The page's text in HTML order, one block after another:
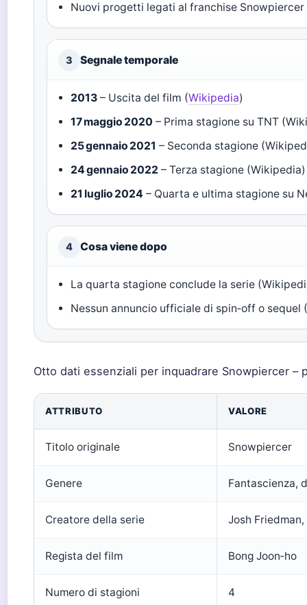
Nuovi progetti legati al franchise Snowpiercer
3 Segnale temporale
2013 – Uscita del film (Wikipedia)
17 maggio 2020 – Prima stagione su TNT
25 gennaio 2021 – Seconda stagione
24 gennaio 2022 – Terza stagione (Wikipedia)
21 luglio 2024 – Quarta e ultima stagione su
4 Cosa viene dopo
La quarta stagione conclude la serie
Nessun annuncio ufficiale di spin‑off o sequel
Otto dati essenziali per inquadrare Snowpiercer
ATTRIBUTO VALORE
Titolo originale Snowpiercer
Genere Fantascienza,
Creatore della serie Josh
Regista del film Bong Joon‑ho
Numero di stagioni 4